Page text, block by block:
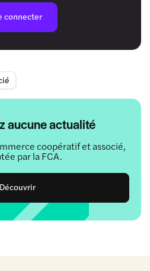
aucune actualité
coopératif et associé,
par la FCA.
Découvrir
connecter